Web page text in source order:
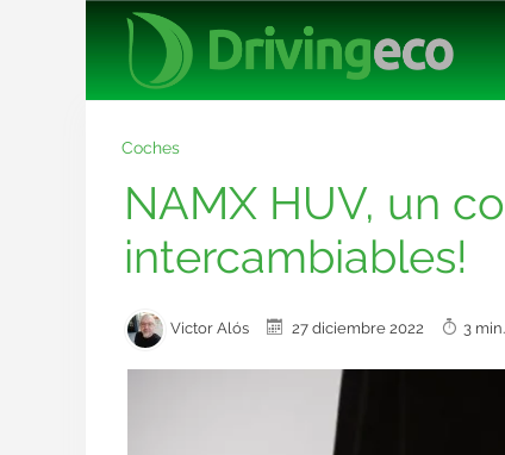
Coches
NAMX HUV, un
intercambiables!
Victor Alós 27 diciembre 2022 3 min.